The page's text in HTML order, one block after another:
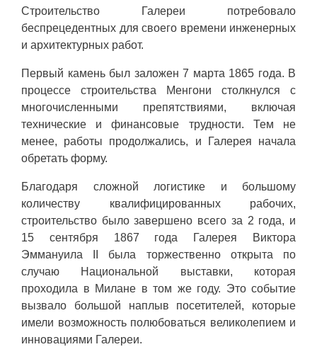
Строительство Галереи потребовало
беспрецедентных для своего времени инженерных
и архитектурных работ.
Первый камень был заложен 7 марта 1865 года. В
процессе строительства Менгони столкнулся с
многочисленными препятствиями, включая
технические и финансовые трудности. Тем не
менее, работы продолжались, и Галерея начала
обретать форму.
Благодаря сложной логистике и большому
количеству квалифицированных рабочих,
строительство было завершено всего за 2 года, и
15 сентября 1867 года Галерея Виктора
Эммануила II была торжественно открыта по
случаю Национальной выставки, которая
проходила в Милане в том же году. Это событие
вызвало большой наплыв посетителей, которые
имели возможность полюбоваться великолепием и
инновациями Галереи.